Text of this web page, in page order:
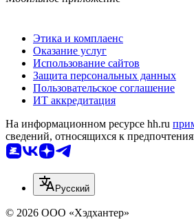
Этика и комплаенс
Оказание услуг
Использование сайтов
Защита персональных данных
Пользовательское соглашение
ИТ аккредитация
На информационном ресурсе hh.ru
сведений, относящихся к
Русский
© 2026 ООО «Хэдхантер»